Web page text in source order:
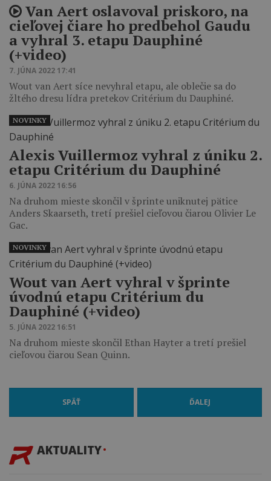
Van Aert oslavoval priskoro, na
cieľovej čiare ho predbehol Gaudu
a vyhral 3. etapu Dauphiné
(+video)
7. JÚNA 2022 17:41
Wout van Aert síce nevyhral etapu, ale oblečie sa do
žltého dresu lídra pretekov Critérium du Dauphiné.
Alexis Vuillermoz vyhral z úniku 2.
etapu Critérium du Dauphiné
6. JÚNA 2022 16:56
Na druhom mieste skončil v šprinte uniknutej pätice
Anders Skaarseth, tretí prešiel cieľovou čiarou Olivier Le
Gac.
NOVINKY
Wout van Aert vyhral v šprinte
úvodnú etapu Critérium du
Dauphiné (+video)
5. JÚNA 2022 16:51
Na druhom mieste skončil Ethan Hayter a tretí prešiel
cieľovou čiarou Sean Quinn.
NOVINKY
SPÄŤ ĎALEJ
AKTUALITY